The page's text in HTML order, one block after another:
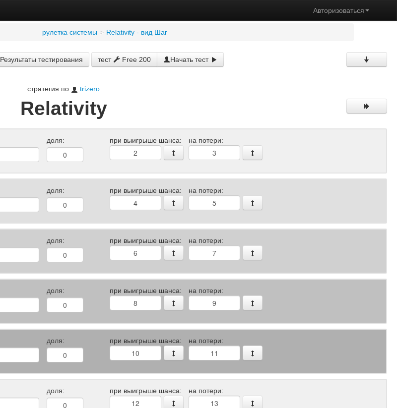
Авторизоваться
рулетка системы > Relativity - вид Шаг
Результаты тестирования тест Free 200 Начать тест
стратегия по trizero
Relativity
доля: при выигрыше шанса: на потери:
доля: при выигрыше шанса: на потери:
доля: при выигрыше шанса: на потери:
доля: при выигрыше шанса: на потери:
доля: при выигрыше шанса: на потери:
доля: при выигрыше шанса: на потери: